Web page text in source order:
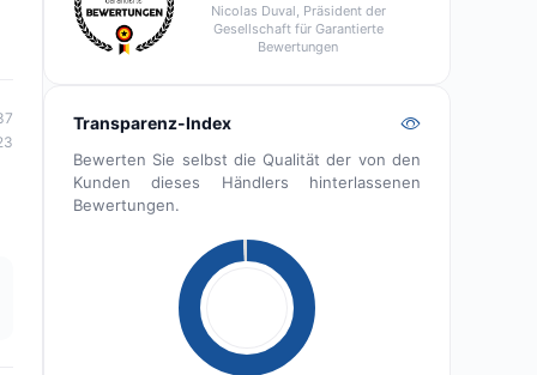
Nicolas Duval, Präsident der
Gesellschaft für Garantierte
Bewertungen
Transparenz-Index
Bewerten Sie selbst die Qualität der von den
Kunden dieses Händlers hinterlassenen
Bewertungen.